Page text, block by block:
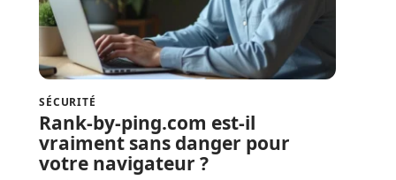
SÉCURITÉ
Rank-by-ping.com est-il
vraiment sans danger pour
votre navigateur ?